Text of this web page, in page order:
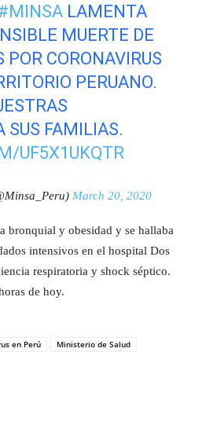
LAMENTA
MUERTE DE
POR CORONAVIRUS
PERUANO.
SUS FAMILIAS.
UF5X1UKQTR
March 20, 2020
bronquial y obesidad y se hallaba
intensivos en el hospital Dos
respiratoria y shock séptico.
de hoy.
en Perú
Ministerio de Salud